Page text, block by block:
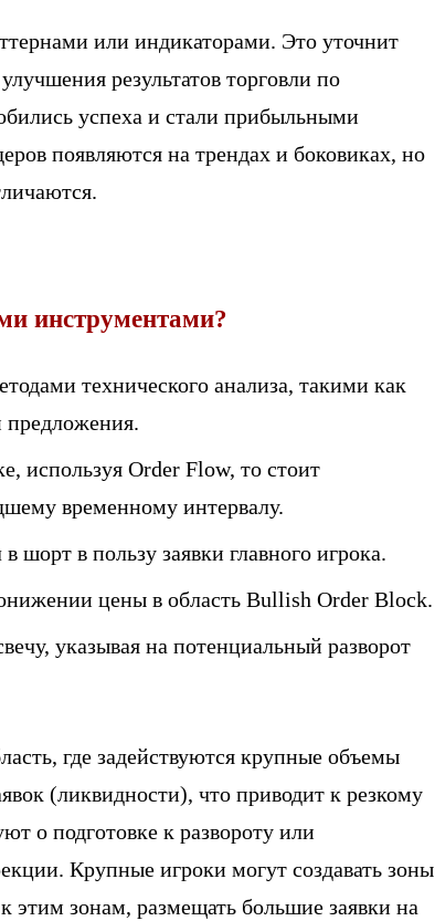
или индикаторами. Это уточнит
результатов торговли по
успеха и стали прибыльными
появляются на трендах и боковиках, но
инструментами?
технического анализа, такими как
предложения.
используя Order Flow, то стоит
временному интервалу.
шорт в пользу заявки главного игрока.
цены в область Bullish Order Block.
указывая на потенциальный разворот
где задействуются крупные объемы
(ликвидности), что приводит к резкому
о подготовке к развороту или
Крупные игроки могут создавать зоны
этим зонам, размещать большие заявки на